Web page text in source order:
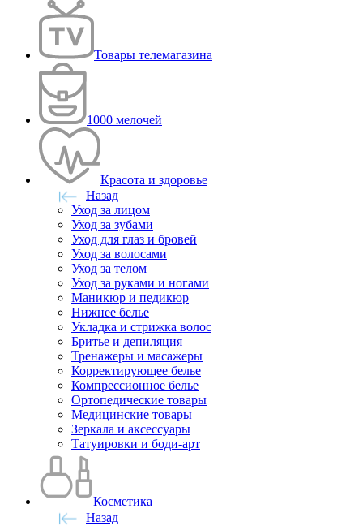
Товары телемагазина
1000 мелочей
Красота и здоровье
Назад
Уход за лицом
Уход за зубами
Уход для глаз и бровей
Уход за волосами
Уход за телом
Уход за руками и ногами
Маникюр и педикюр
Нижнее белье
Укладка и стрижка волос
Бритье и депиляция
Тренажеры и масажеры
Корректирующее белье
Компрессионное белье
Ортопедические товары
Медицинские товары
Зеркала и аксессуары
Татуировки и боди-арт
Косметика
Назад